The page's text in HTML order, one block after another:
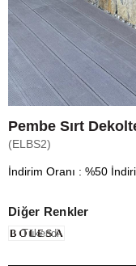
Pembe Sırt
(ELBS2)
İndirim Oranı : %50
Diğer Renkler
Tükendi